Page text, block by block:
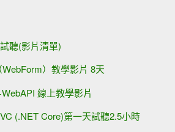
聽(影片清單)
）教學影片 8天
線上教學影片
(.NET Core)第一天試聽2.5小時